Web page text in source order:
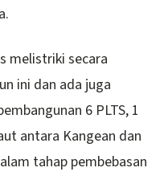
melistriki secara
ini dan ada juga
6 PLTS, 1
antara Kangean dan
tahap pembebasan